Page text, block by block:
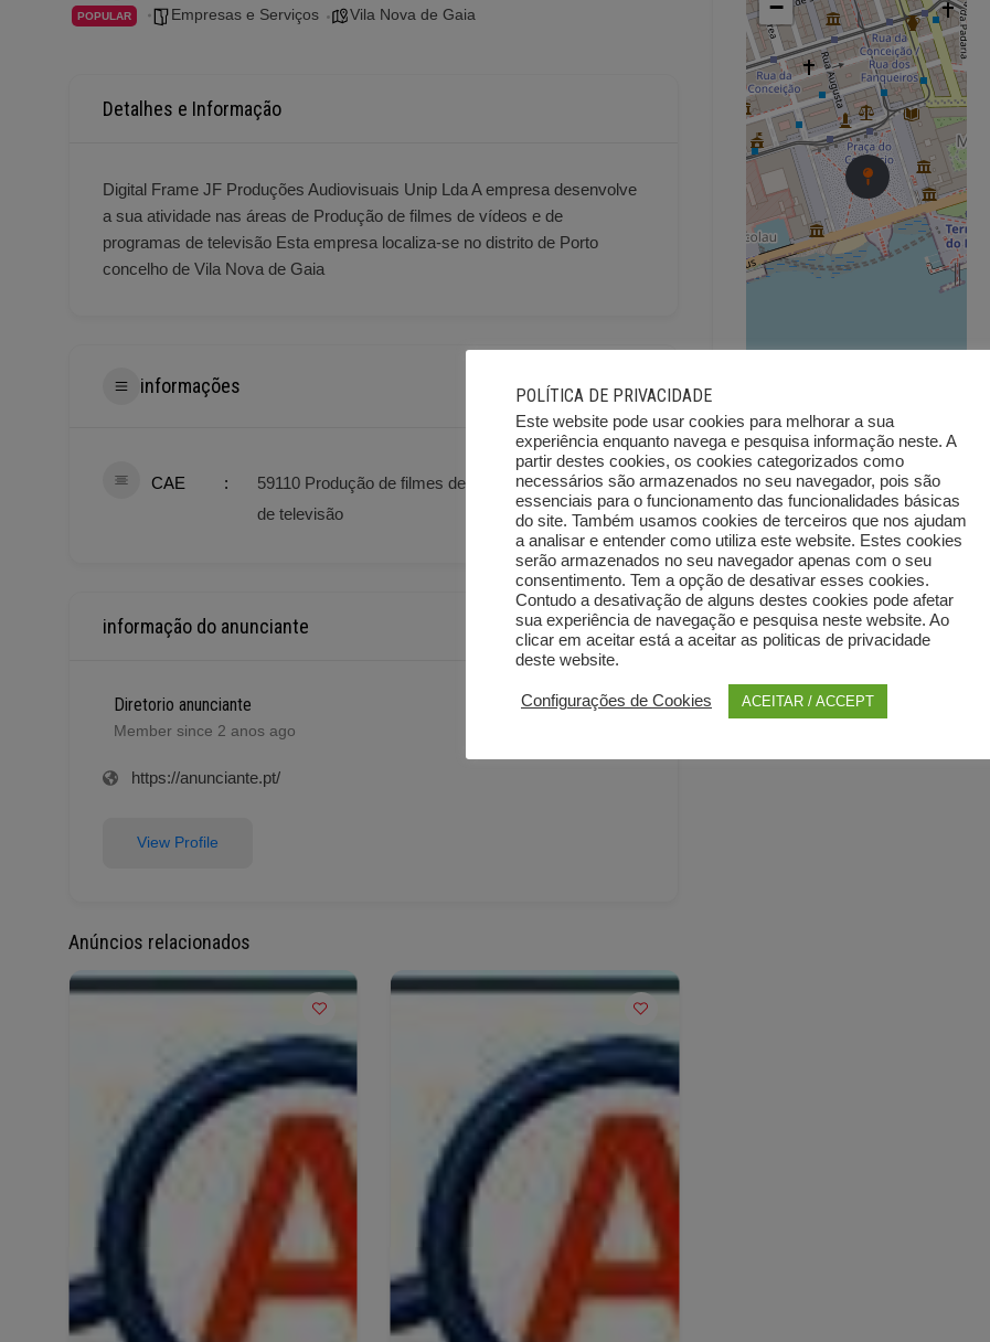
POPULAR Empresas e Serviços Vila Nova de Gaia
Detalhes e Informação
Digital Frame JF Produções Audiovisuais Unip Lda A empresa desenvolve
a sua atividade nas áreas de Produção de filmes de vídeos e de
programas de televisão Esta empresa localiza-se no distrito de Porto
concelho de Vila Nova de Gaia
informações
CAE
59110 Produção de filmes de vídeos e de programas
de televisão
informação do anunciante
Diretorio anunciante
Member since 2 anos ago
https://anunciante.pt/
View Profile
Anúncios relacionados
−
POLÍTICA DE PRIVACIDADE
Este website pode usar cookies para melhorar a sua
experiência enquanto navega e pesquisa informação neste. A
partir destes cookies, os cookies categorizados como
necessários são armazenados no seu navegador, pois são
essenciais para o funcionamento das funcionalidades básicas
do site. Também usamos cookies de terceiros que nos ajudam
a analisar e entender como utiliza este website. Estes cookies
serão armazenados no seu navegador apenas com o seu
consentimento. Tem a opção de desativar esses cookies.
Contudo a desativação de alguns destes cookies pode afetar
sua experiência de navegação e pesquisa neste website. Ao
clicar em aceitar está a aceitar as politicas de privacidade
deste website.
Configurações de Cookies ACEITAR / ACCEPT